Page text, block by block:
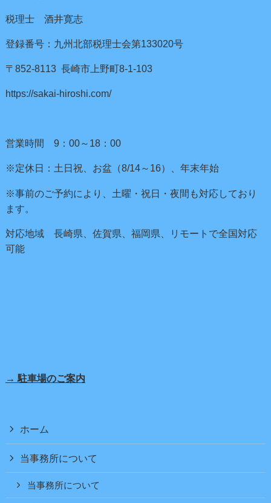
税理士 酒井寛志
登録番号：九州北部税理士会第133020号
〒852-8113 長崎市上野町8-1-103
https://sakai-hiroshi.com/
営業時間 9：00～18：00
※定休日：土日祝、お盆（8/14～16）、年末年始
※事前のご予約により、土曜・祝日・夜間も対応しており
ます。
対応地域 長崎県、佐賀県、福岡県、リモートで全国対応
可能
→ 駐車場のご案内
ホーム
当事務所について
当事務所について